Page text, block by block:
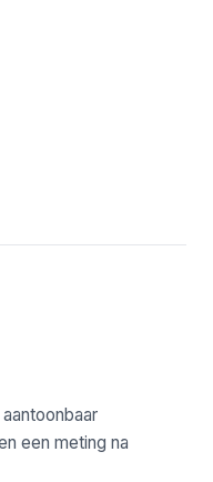
een meting na